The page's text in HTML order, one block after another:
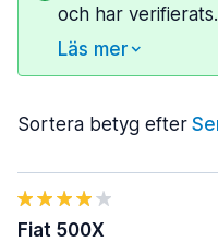
och har verifierats.
Läs mer
Sortera betyg efter
Fiat 500X